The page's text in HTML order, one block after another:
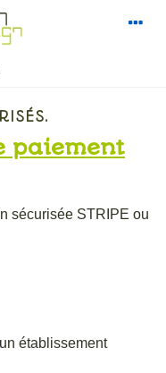
paiement
sécurisée STRIPE ou
établissement